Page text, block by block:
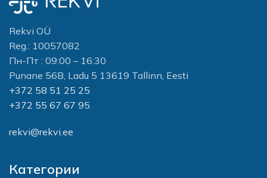
Rekvi OÜ
Reg.: 10057082
Пн-Пт : 09:00 – 16:30
Punane 56B, Ladu 5 13619 Tallinn, Eesti
+372 58 51 25 25
+372 55 67 67 95
rekvi@rekvi.ee
Категории